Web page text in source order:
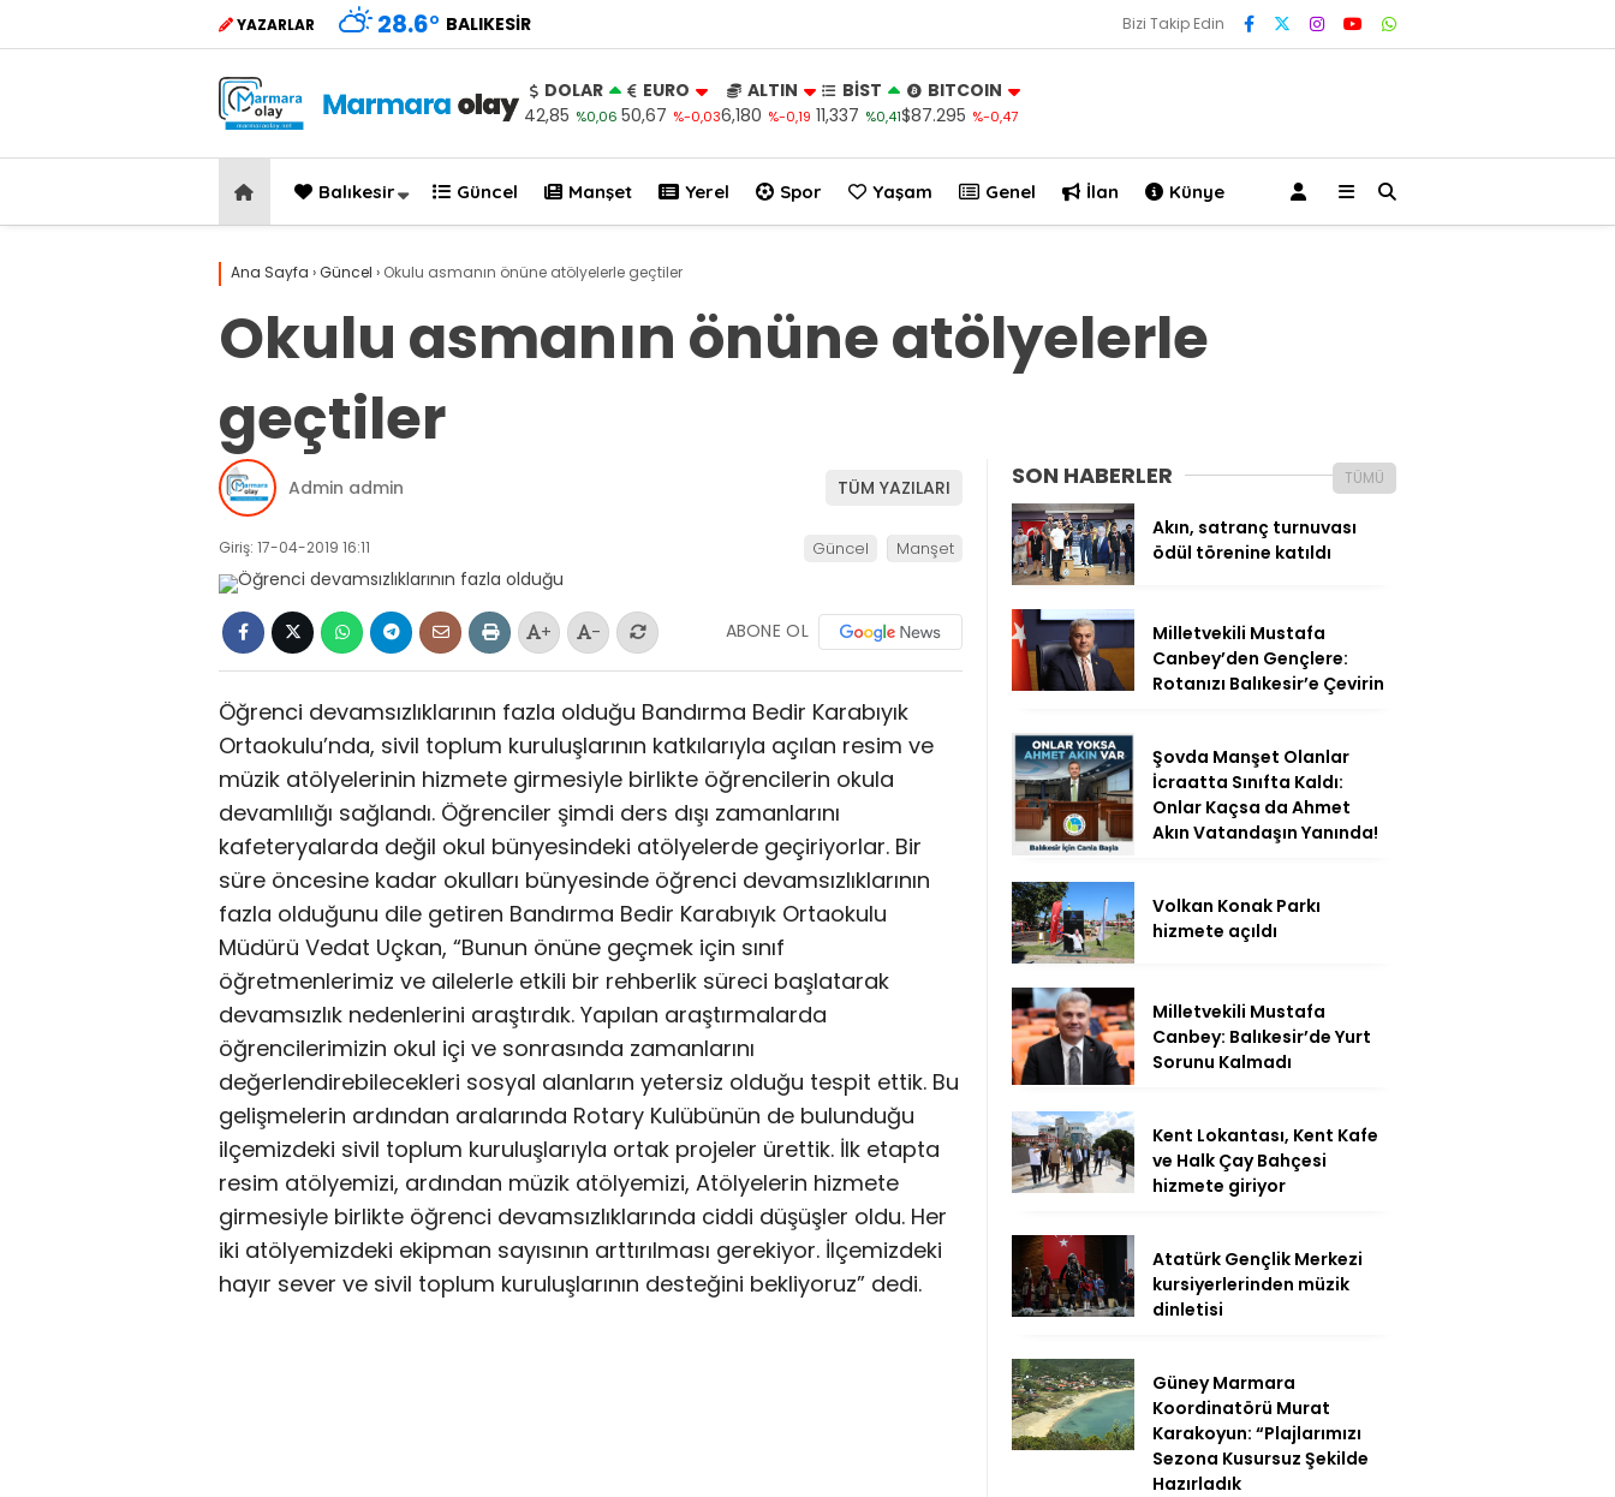
YAZARLAR 28.6° BALIKESIR Bizi Takip Edin
DOLAR
42,85 %0,06
EURO
50,67 %-0,03
ALTIN
6,180 %-0,19
BİST
11,337 %0,41
BITCOIN
$87.295 %-0,47
Balıkesir Güncel Manşet Yerel Spor Yaşam Genel İlan Künye
Ana Sayfa ›Güncel › Okulu asmanın önüne atölyelerle geçtiler
Okulu asmanın önüne atölyelerle
geçtiler
Admin admin TÜM YAZILARI
Giriş: 17-04-2019 16:11 Güncel Manşet
+ - ABONE OL
Öğrenci devamsızlıklarının fazla olduğu Bandırma Bedir Karabıyık
Ortaokulu’nda, sivil toplum kuruluşlarının katkılarıyla açılan resim ve
müzik atölyelerinin hizmete girmesiyle birlikte öğrencilerin okula
devamlılığı sağlandı. Öğrenciler şimdi ders dışı zamanlarını
kafeteryalarda değil okul bünyesindeki atölyelerde geçiriyorlar. Bir
süre öncesine kadar okulları bünyesinde öğrenci devamsızlıklarının
fazla olduğunu dile getiren Bandırma Bedir Karabıyık Ortaokulu
Müdürü Vedat Uçkan, “Bunun önüne geçmek için sınıf
öğretmenlerimiz ve ailelerle etkili bir rehberlik süreci başlatarak
devamsızlık nedenlerini araştırdık. Yapılan araştırmalarda
öğrencilerimizin okul içi ve sonrasında zamanlarını
değerlendirebilecekleri sosyal alanların yetersiz olduğu tespit ettik. Bu
gelişmelerin ardından aralarında Rotary Kulübünün de bulunduğu
ilçemizdeki sivil toplum kuruluşlarıyla ortak projeler ürettik. İlk etapta
resim atölyemizi, ardından müzik atölyemizi, Atölyelerin hizmete
girmesiyle birlikte öğrenci devamsızlıklarında ciddi düşüşler oldu. Her
iki atölyemizdeki ekipman sayısının arttırılması gerekiyor. İlçemizdeki
hayır sever ve sivil toplum kuruluşlarının desteğini bekliyoruz” dedi.
SON HABERLER TÜMÜ
Akın, satranç turnuvası
ödül törenine katıldı
Milletvekili Mustafa
Canbey’den Gençlere:
Rotanızı Balıkesir’e Çevirin
Şovda Manşet Olanlar
İcraatta Sınıfta Kaldı:
Onlar Kaçsa da Ahmet
Akın Vatandaşın Yanında!
Volkan Konak Parkı
hizmete açıldı
Milletvekili Mustafa
Canbey: Balıkesir’de Yurt
Sorunu Kalmadı
Kent Lokantası, Kent Kafe
ve Halk Çay Bahçesi
hizmete giriyor
Atatürk Gençlik Merkezi
kursiyerlerinden müzik
dinletisi
Güney Marmara
Koordinatörü Murat
Karakoyun: “Plajlarımızı
Sezona Kusursuz Şekilde
Hazırladık